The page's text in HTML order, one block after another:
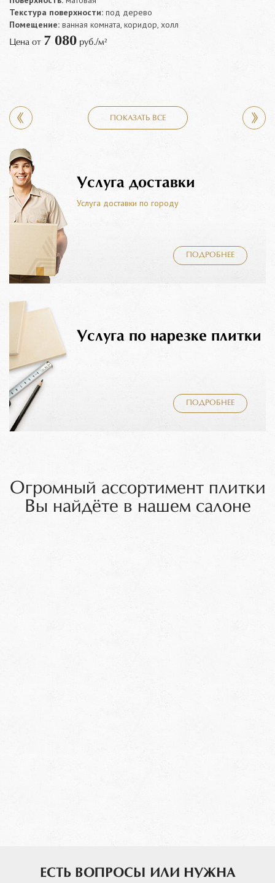
Текстура поверхности: под дерево
Помещение: ванная комната, коридор, холл
Цена от 7 080 руб./м²
ПОКАЗАТЬ ВСЕ
Услуга доставки
Услуга доставки по городу
ПОДРОБНЕЕ
Услуга по нарезке плитки
ПОДРОБНЕЕ
Огромный ассортимент плитки
Вы найдёте в нашем салоне
ЕСТЬ ВОПРОСЫ ИЛИ НУЖНА